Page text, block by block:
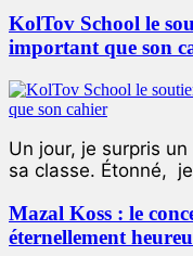
KolTov School le
important que son
Un jour, je surpris
sa classe. Étonné,
Mazal Koss : le
éternellement